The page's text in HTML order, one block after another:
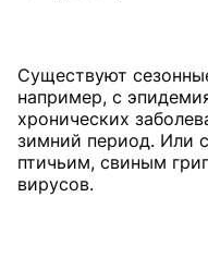
Существуют
например, с
хронических
зимний период. Или
птичьим, свиным
вирусов.